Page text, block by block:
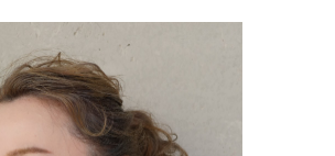
ご自宅でのケア